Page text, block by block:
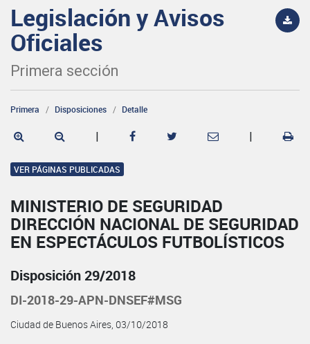
Legislación y Avisos
Oficiales
Primera sección
Primera Disposiciones Detalle
| |
VER PÁGINAS PUBLICADAS
MINISTERIO DE SEGURIDAD
DIRECCIÓN NACIONAL DE SEGURIDAD
EN ESPECTÁCULOS FUTBOLÍSTICOS
Disposición 29/2018
DI-2018-29-APN-DNSEF#MSG
Ciudad de Buenos Aires, 03/10/2018